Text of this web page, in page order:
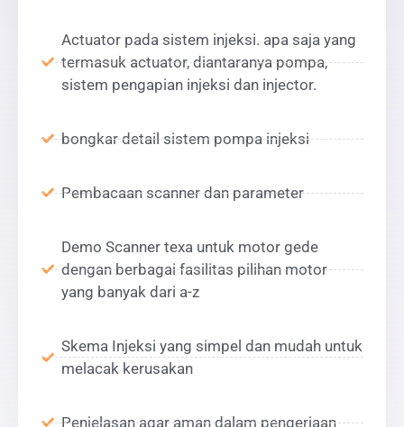
Actuator pada sistem injeksi. apa saja yang
termasuk actuator, diantaranya pompa,
sistem pengapian injeksi dan injector.
bongkar detail sistem pompa injeksi
Pembacaan scanner dan parameter
Demo Scanner texa untuk motor gede
dengan berbagai fasilitas pilihan motor
yang banyak dari a-z
Skema Injeksi yang simpel dan mudah untuk
melacak kerusakan
Penjelasan agar aman dalam pengerjaan